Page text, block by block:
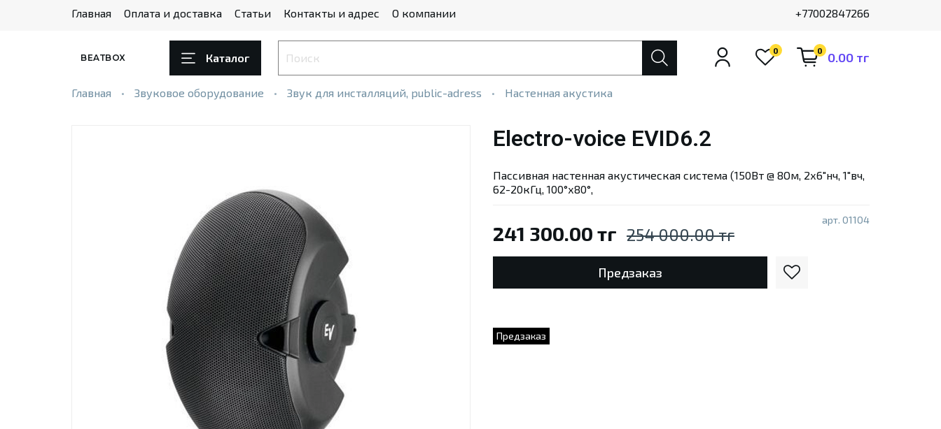
Главная Оплата и доставка Статьи Контакты и адрес О компании +77002847266
BEATBOX Каталог
0 0 0.00 тг
Главная Звуковое оборудование Звук для инсталляций, public-adress Настенная акустика
арт. 01104
Предзаказ
Electro-voice EVID6.2
241 300.00 тг 254 000.00 тг
Предзаказ
Пассивная настенная акустическая система (150Вт @ 8Ом, 2х6"нч, 1"вч,
62-20кГц, 100°х80°,